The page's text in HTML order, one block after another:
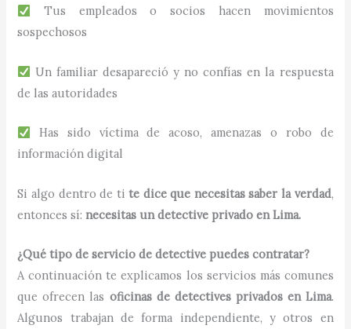
Tus empleados o socios hacen movimientos
sospechosos
Un familiar desapareció y no confías en la respuesta
de las autoridades
Has sido víctima de acoso, amenazas o robo de
información digital
Si algo dentro de tite dice que necesitas saber la verdad,
entonces sí: necesitas un detective privado en Lima.
¿Qué tipo de servicio de detective puedes contratar?
A continuación te explicamos los servicios más comunes
que ofrecen las oficinas de detectives privados en Lima.
Algunos trabajan de forma independiente, y otros en